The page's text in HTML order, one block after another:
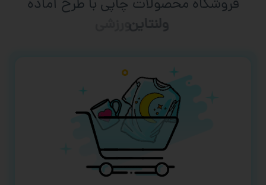
فروشگاه محصولات چاپی با طرح آماده
ورزشی